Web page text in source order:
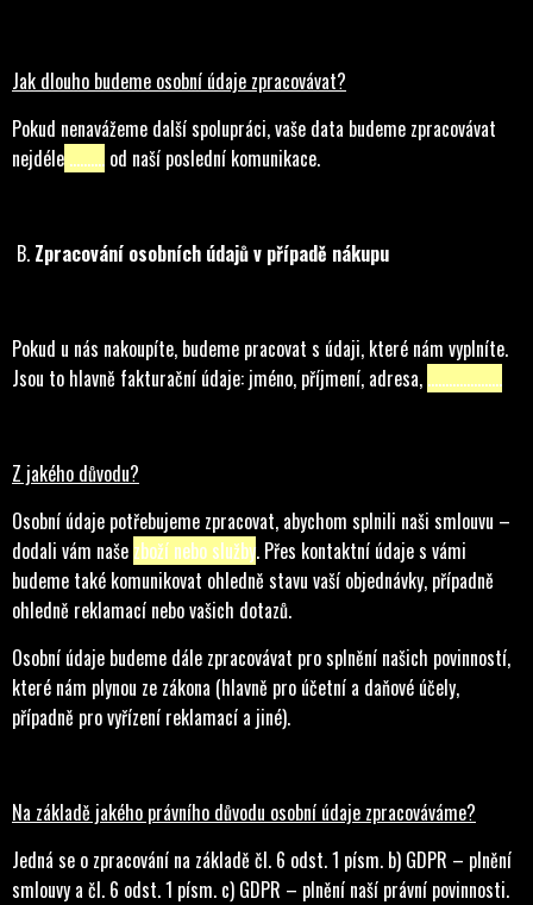
Jak dlouho budeme osobní údaje zpracovávat?
Pokud nenavážeme další spolupráci, vaše data budeme zpracovávat
nejdéle ………. od naší poslední komunikace.
B. Zpracování osobních údajů v případě nákupu
Pokud u nás nakoupíte, budeme pracovat s údaji, které nám vyplníte.
Jsou to hlavně fakturační údaje: jméno, příjmení, adresa, ………………...
Z jakého důvodu?
Osobní údaje potřebujeme zpracovat, abychom splnili naši smlouvu –
dodali vám naše zboží nebo služby. Přes kontaktní údaje s vámi
budeme také komunikovat ohledně stavu vaší objednávky, případně
ohledně reklamací nebo vašich dotazů.
Osobní údaje budeme dále zpracovávat pro splnění našich povinností,
které nám plynou ze zákona (hlavně pro účetní a daňové účely,
případně pro vyřízení reklamací a jiné).
Na základě jakého právního důvodu osobní údaje zpracováváme?
Jedná se o zpracování na základě čl. 6 odst. 1 písm. b) GDPR – plnění
smlouvy a čl. 6 odst. 1 písm. c) GDPR – plnění naší právní povinnosti.